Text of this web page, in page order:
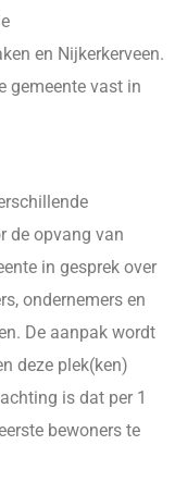
en Nijkerkerveen.
gemeente vast in
de opvang van
in gesprek over
ondernemers en
De aanpak wordt
deze plek(ken)
is dat per 1
bewoners te